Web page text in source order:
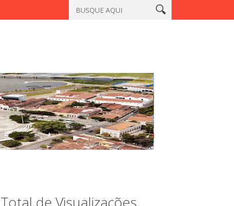
de Aracatiaçu, Sobral Vigilante é morto a tiros em laboratório
Total de Visualizações